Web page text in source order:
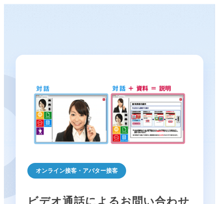
オンライン接客・アバター接客
ビデオ通話によるお問い合わせ